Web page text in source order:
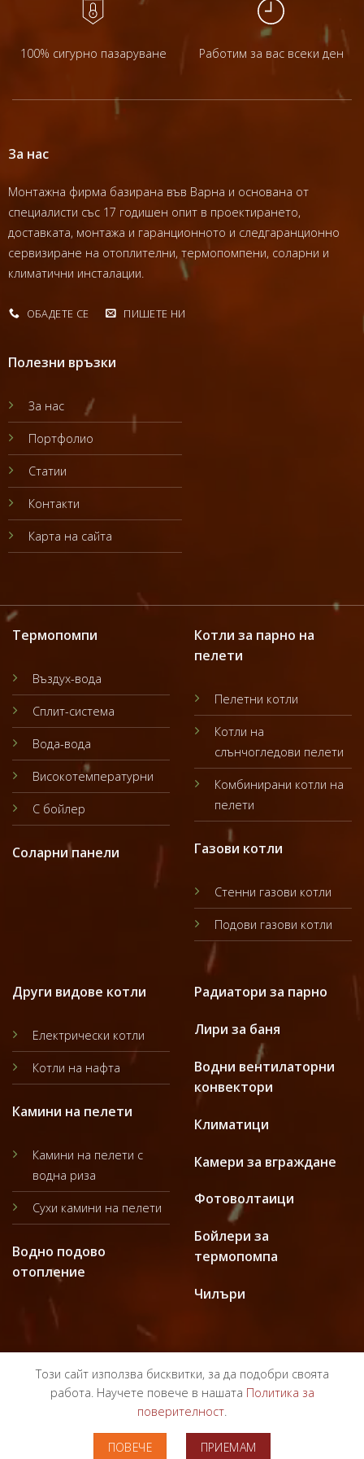
100% сигурно пазаруване Работим за вас всеки ден
За нас
Монтажна фирма базирана във Варна и основана от
специалисти със 17 годишен опит в проектирането,
доставката, монтажа и гаранционното и следгаранционно
сервизиране на отоплителни, термопомпени, соларни и
климатични инсталации.
ОБАДЕТЕ СЕ ПИШЕТЕ НИ
Полезни връзки
За нас
Портфолио
Статии
Контакти
Карта на сайта
Термопомпи
Въздух-вода
Сплит-система
Вода-вода
Високотемпературни
С бойлер
Соларни панели
Котли за парно на
пелети
Пелетни котли
Котли на
слънчогледови пелети
Комбинирани котли на
пелети
Газови котли
Стенни газови котли
Подови газови котли
Други видове котли
Електрически котли
Котли на нафта
Камини на пелети
Камини на пелети с
водна риза
Сухи камини на пелети
Водно подово
отопление
Радиатори за парно
Лири за баня
Водни вентилаторни
конвектори
Климатици
Камери за вграждане
Фотоволтаици
Бойлери за
термопомпа
Чилъри
Copyright 2024 ©Bulgarterm.bg Всички права запазени!
Този сайт използва бисквитки, за да подобри своята
работа. Научете повече в нашата Политика за
поверителност.
ПОВЕЧЕ ПРИЕМАМ